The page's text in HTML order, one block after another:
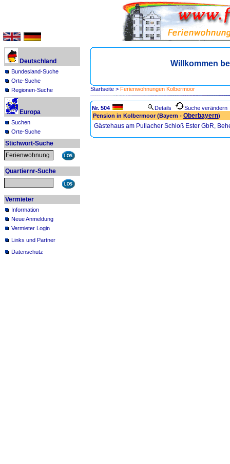
Deutschland
Bundesland-Suche
Orte-Suche
Regionen-Suche
Europa
Suchen
Orte-Suche
Stichwort-Suche
Quartiernr-Suche
Vermieter
Information
Neue Anmeldung
Vermieter Login
Links und Partner
Datenschutz
Willkommen
Startseite > Ferienwohnungen Kolbermoor
Nr. 504 Details
Suche verändern
Pension in Kolbermoor (Bayern - Oberbayern)
Gästehaus am Pullacher Schloß Ester GbR,